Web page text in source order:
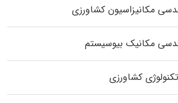
مکانیزاسیون کشاورزی
مکانیک بیوسیستم
کشاورزی